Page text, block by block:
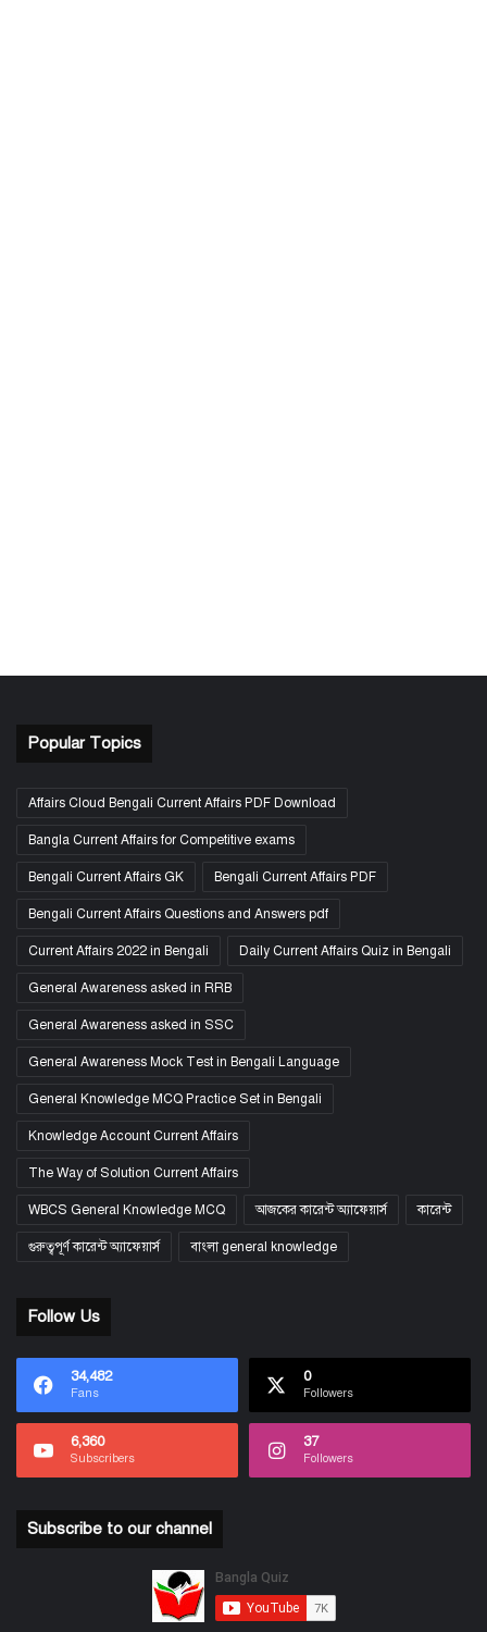
Popular Topics
Affairs Cloud Bengali Current Affairs PDF Download
Bangla Current Affairs for Competitive exams
Bengali Current Affairs GK Bengali Current Affairs PDF
Bengali Current Affairs Questions and Answers pdf
Current Affairs 2022 in Bengali Daily Current Affairs Quiz in Bengali
General Awareness asked in RRB
General Awareness asked in SSC
General Awareness Mock Test in Bengali Language
General Knowledge MCQ Practice Set in Bengali
Knowledge Account Current Affairs
The Way of Solution Current Affairs
WBCS General Knowledge MCQ আজকের কারেন্ট অ্যাফেয়ার্স কারেন্ট
গুরুত্বপূর্ণ কারেন্ট অ্যাফেয়ার্স বাংলা general knowledge
Follow Us
34,482
Fans
0
Followers
6,360
Subscribers
37
Followers
Subscribe to our channel